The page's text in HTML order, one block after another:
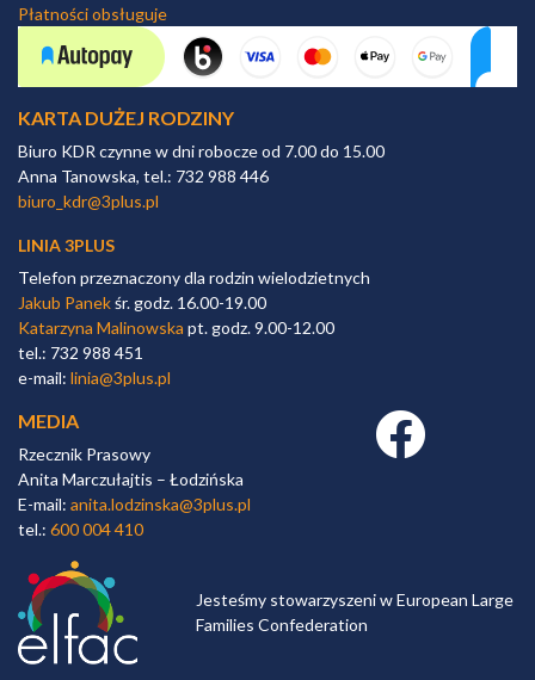
Płatności obsługuje
KARTA DUŻEJ RODZINY
Biuro KDR czynne w dni robocze od 7.00 do 15.00
Anna Tanowska, tel.: 732 988 446
biuro_kdr@3plus.pl
LINIA 3PLUS
Telefon przeznaczony dla rodzin wielodzietnych
Jakub Panekśr. godz. 16.00-19.00
Katarzyna Malinowska pt. godz. 9.00-12.00
tel.: 732 988 451
e-mail: linia@3plus.pl
MEDIA
Rzecznik Prasowy
Anita Marczułajtis – Łodzińska
E-mail: anita.lodzinska@3plus.pl
tel.: 600 004 410
Facebook link
Jesteśmy stowarzyszeni w European Large
Families Confederation